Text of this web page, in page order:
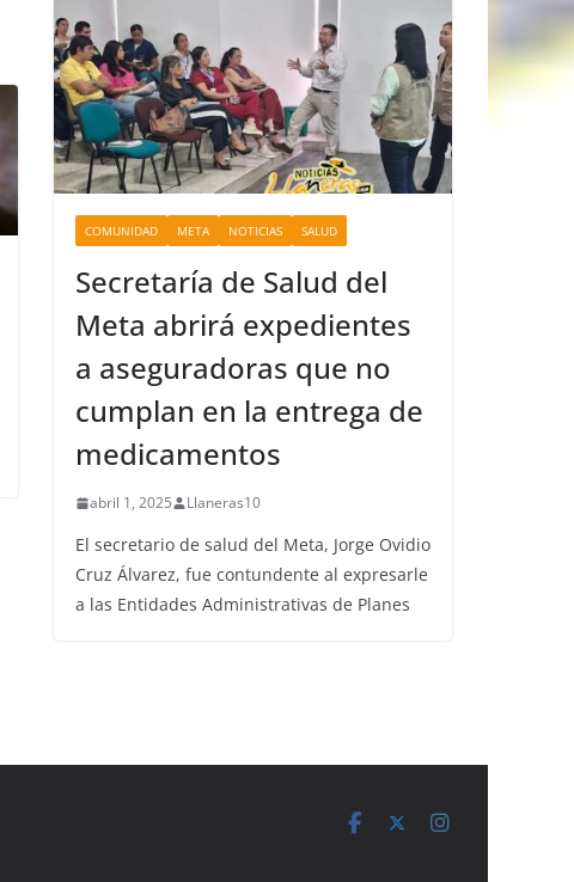
COMUNIDAD META NOTICIAS SALUD
Secretaría de Salud del
Meta abrirá expedientes
a aseguradoras que no
cumplan en la entrega de
medicamentos
abril 1, 2025 Llaneras10
El secretario de salud del Meta, Jorge Ovidio
Cruz Álvarez, fue contundente al expresarle
a las Entidades Administrativas de Planes